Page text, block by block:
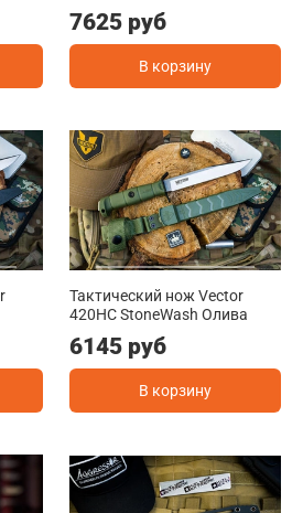
7625 руб
В корзину
Тактический нож Vector
420HC StoneWash Олива
6145 руб
В корзину